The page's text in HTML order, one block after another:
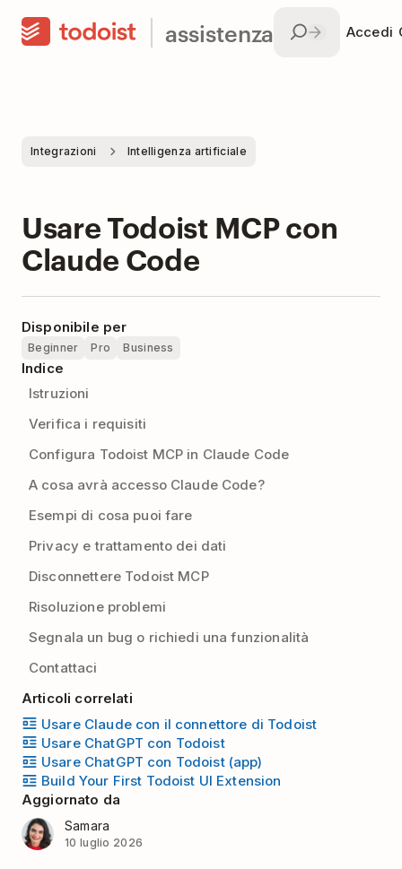
assistenza Accedi
Integrazioni Intelligenza artificiale
Usare Todoist MCP con
Claude Code
Disponibile per
Beginner Pro Business
Indice
Istruzioni
Verifica i requisiti
Configura Todoist MCP in Claude Code
A cosa avrà accesso Claude Code?
Esempi di cosa puoi fare
Privacy e trattamento dei dati
Disconnettere Todoist MCP
Risoluzione problemi
Segnala un bug o richiedi una funzionalità
Contattaci
Articoli correlati
Usare Claude con il connettore di Todoist
Usare ChatGPT con Todoist
Usare ChatGPT con Todoist (app)
Build Your First Todoist UI Extension
Aggiornato da
Samara
10 luglio 2026